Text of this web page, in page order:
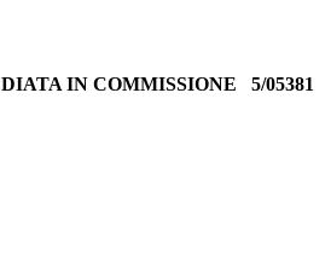
IN COMMISSIONE 5/05381